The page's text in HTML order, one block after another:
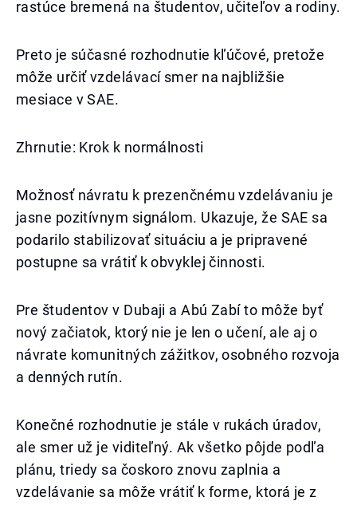
rastúce bremená na študentov, učiteľov a rodiny.
Preto je súčasné rozhodnutie kľúčové, pretože
môže určiť vzdelávací smer na najbližšie
mesiace v SAE.
Zhrnutie: Krok k normálnosti
Možnosť návratu k prezenčnému vzdelávaniu je
jasne pozitívnym signálom. Ukazuje, že SAE sa
podarilo stabilizovať situáciu a je pripravené
postupne sa vrátiť k obvyklej činnosti.
Pre študentov v Dubaji a Abú Zabí to môže byť
nový začiatok, ktorý nie je len o učení, ale aj o
návrate komunitných zážitkov, osobného rozvoja
a denných rutín.
Konečné rozhodnutie je stále v rukách úradov,
ale smer už je viditeľný. Ak všetko pôjde podľa
plánu, triedy sa čoskoro znovu zaplnia a
vzdelávanie sa môže vrátiť k forme, ktorá je z